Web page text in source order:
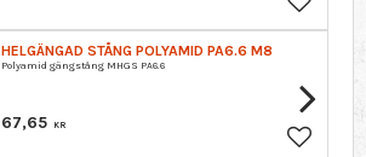
Lägg till
HELGÄNGAD STÅNG POLYAMID PA6.6 M8
Polyamid gängstång MHGS PA6.6
67,65 KR
Lägg till